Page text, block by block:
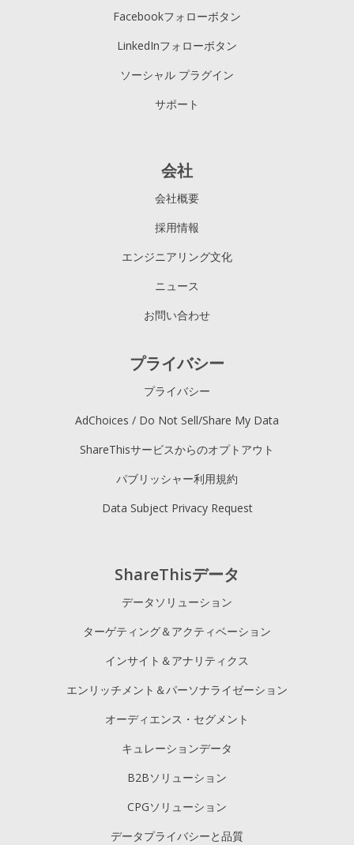
Facebookフォローボタン
LinkedInフォローボタン
ソーシャル プラグイン
サポート
ShareThisデータ
データソリューション
ターゲティング＆アクティベーション
インサイト＆アナリティクス
エンリッチメント＆パーソナライゼーション
オーディエンス・セグメント
キュレーションデータ
B2Bソリューション
CPGソリューション
データプライバシーと品質
会社
会社概要
採用情報
エンジニアリング文化
ニュース
お問い合わせ
プライバシー
プライバシー
AdChoices / Do Not Sell/Share My Data
ShareThisサービスからのオプトアウト
パブリッシャー利用規約
Data Subject Privacy Request